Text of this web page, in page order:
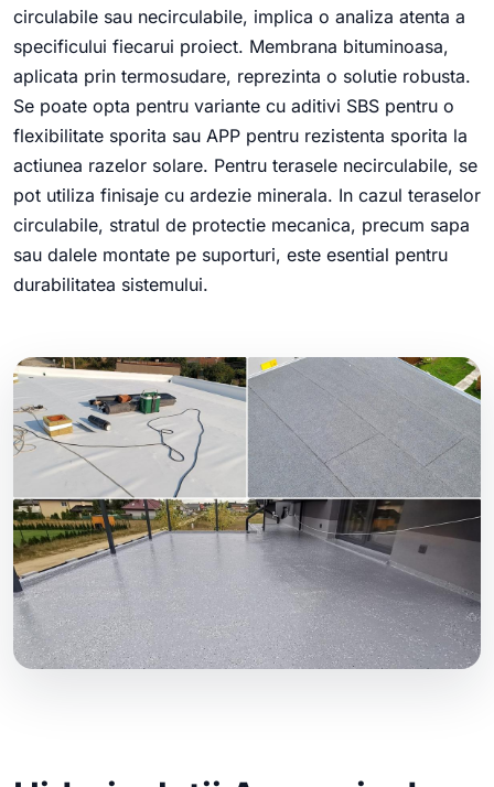
circulabile sau necirculabile, implica o analiza atenta a
specificului fiecarui proiect. Membrana bituminoasa,
aplicata prin termosudare, reprezinta o solutie robusta.
Se poate opta pentru variante cu aditivi SBS pentru o
flexibilitate sporita sau APP pentru rezistenta sporita la
actiunea razelor solare. Pentru terasele necirculabile, se
pot utiliza finisaje cu ardezie minerala. In cazul teraselor
circulabile, stratul de protectie mecanica, precum sapa
sau dalele montate pe suporturi, este esential pentru
durabilitatea sistemului.